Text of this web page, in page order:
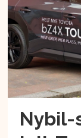
Nybil-